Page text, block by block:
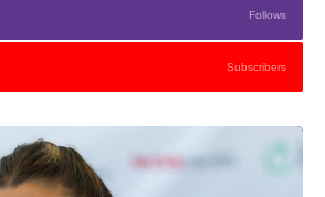
Follows
Subscribers